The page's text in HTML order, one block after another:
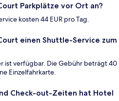
Parkplätze vor Ort an?
kosten 44 EUR pro Tag.
einen Shuttle-Service zum
ist verfügbar. Die Gebühr beträgt 40
Einzelfahrkarte.
Check-out-Zeiten hat Hotel